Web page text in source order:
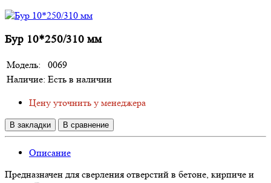
Бур 10*250/310 мм
Модель:
0069
Наличие: Есть в наличии
Цену уточнить у менеджера
В закладки В сравнение
Описание
Предназначен для сверления отверстий в бетоне, кирпиче и